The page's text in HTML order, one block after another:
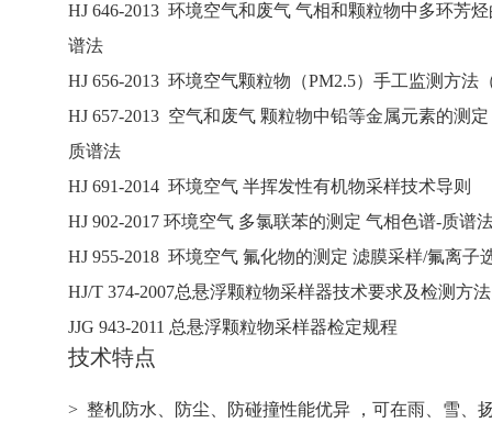
HJ 646-2013 环境空气和废气 气相和颗粒物中多环芳
谱法
HJ 656-2013 环境空气颗粒物（PM2.5）手工监测方法
HJ 657-2013 空气和废气 颗粒物中铅等金属元素的测
质谱法
HJ 691-2014 环境空气 半挥发性有机物采样
HJ 902-2017 环境空气 多氯联苯的测定 气相色谱-质谱
HJ 955-2018 环境空气 氟化物的测定 滤膜采样/氟离子
HJ/T 374-2007总悬浮颗粒物采样器技术要求及检测方法
JJG 943-2011 总悬浮颗粒物采样器检定规程
技术特点
> 整机防水、防尘、防碰撞性能优异 ，可在雨、雪、